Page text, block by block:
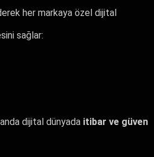
her markaya özel dijital
sağlar:
dijital dünyada itibar ve güven